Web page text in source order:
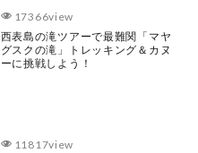
17366view
西表島の滝ツアーで最難関「マヤ
グスクの滝」トレッキング＆カヌ
ーに挑戦しよう！
11817view